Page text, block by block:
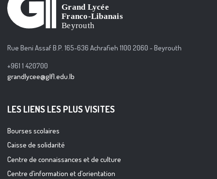
Rue Beni Assaf B.P. 165-636 Achrafieh 1100 2060 - Beyrouth
+961 1 420700
grandlycee@glfl.edu.lb
LES LIENS LES PLUS VISITES
Bourses scolaires
Caisse de solidarité
Centre de connaissances et de culture
Centre d’information et d’orientation